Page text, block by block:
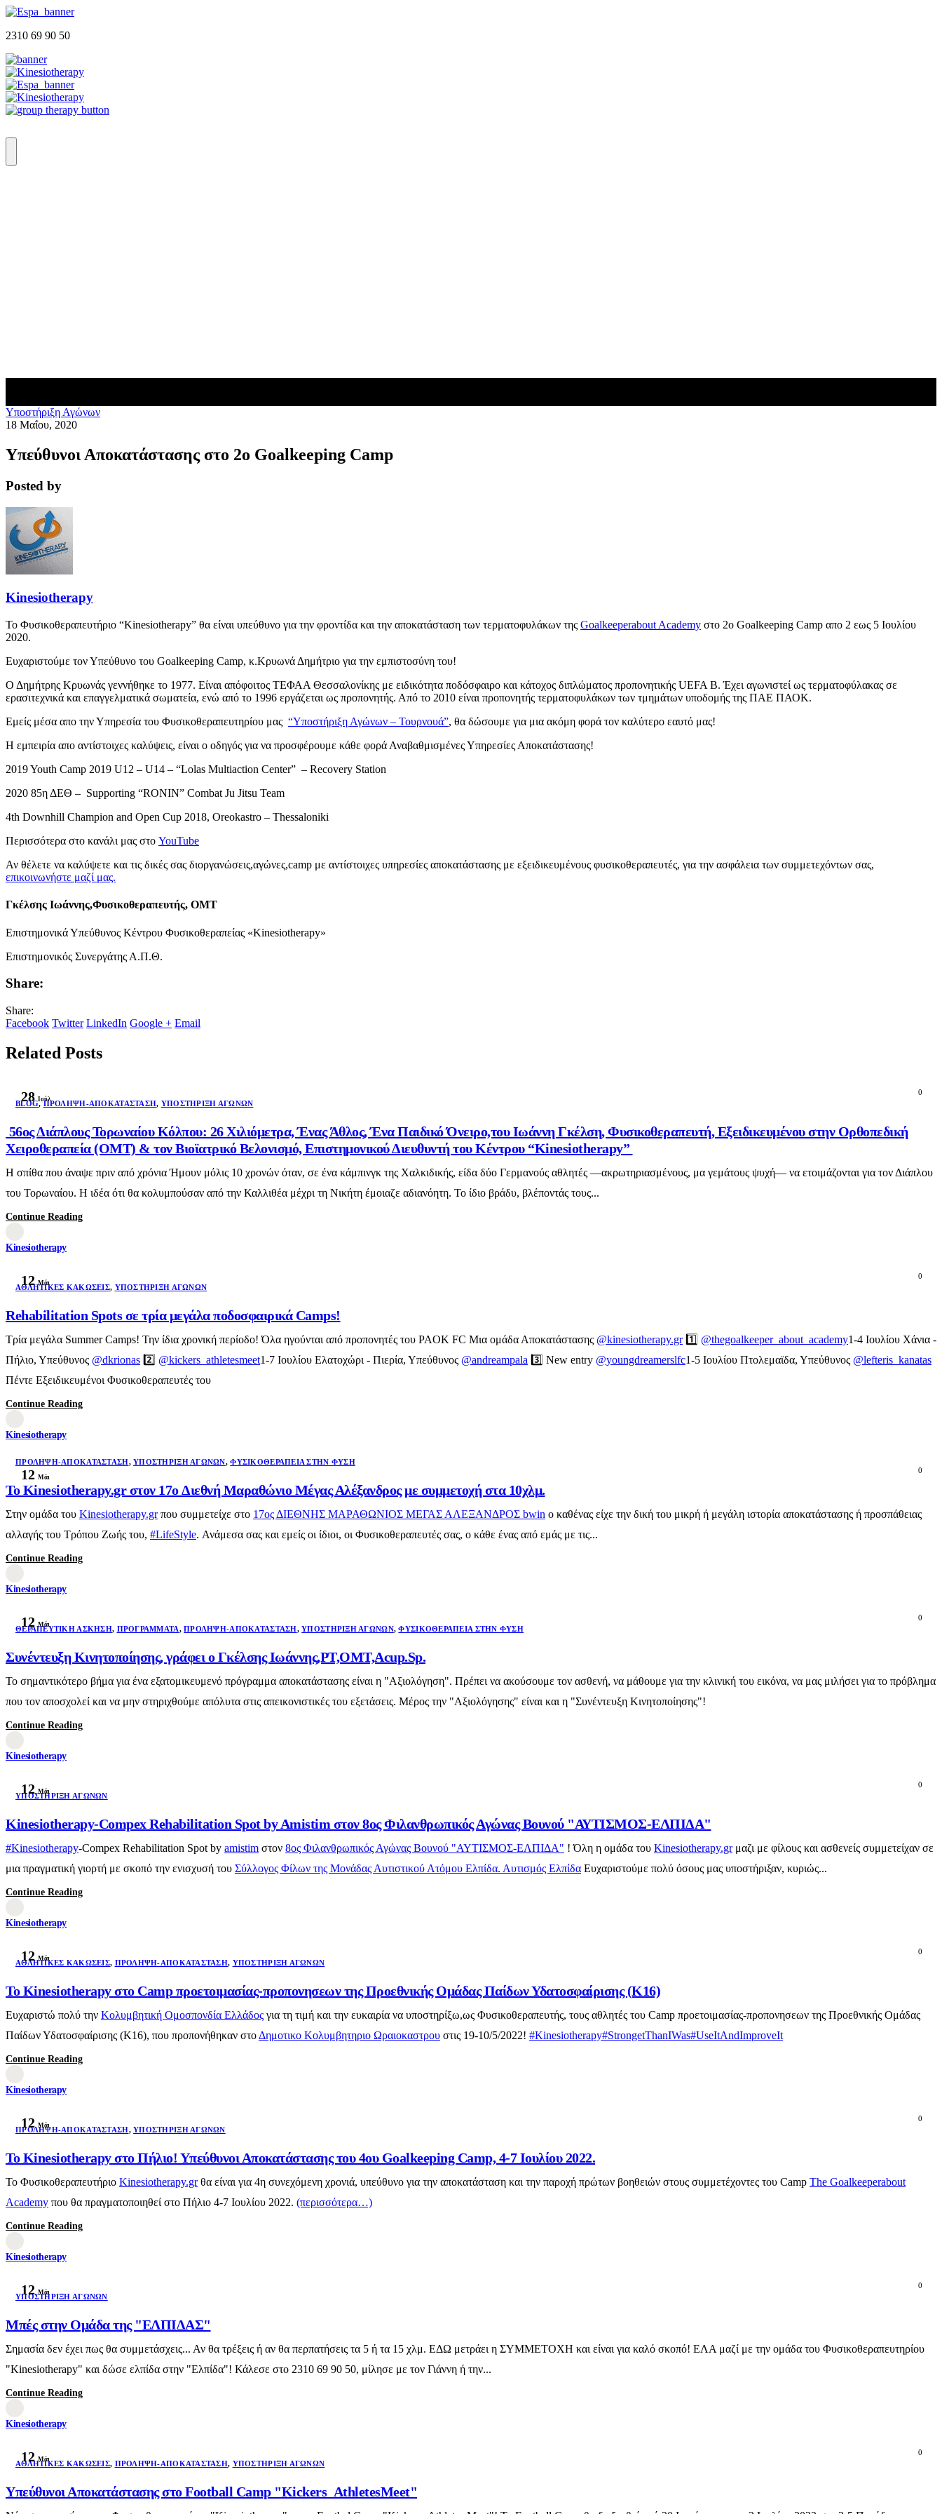
2310 69 90 50
Υποστήριξη Αγώνων
18 Μαΐου, 2020
Υπεύθυνοι Αποκατάστασης στο 2ο Goalkeeping Camp
Posted by
Kinesiotherapy
Το Φυσικοθεραπευτήριο “Kinesiotherapy” θα είναι υπεύθυνο για την φροντίδα και την αποκατάσταση των τερματοφυλάκων της Goalkeeperabout Academy στο 2ο Goalkeeping Camp απο 2 εως 5 Ιουλίου
2020.
Ευχαριστούμε τον Υπεύθυνο του Goalkeeping Camp, κ.Κρυωνά Δημήτριο για την εμπιστοσύνη του!
Ο Δημήτρης Κρυωνάς γεννήθηκε το 1977. Είναι απόφοιτος ΤΕΦΑΑ Θεσσαλονίκης με ειδικότητα ποδόσφαιρο και κάτοχος διπλώματος προπονητικής UEFA B. Έχει αγωνιστεί ως τερματοφύλακας σε
ερασιτεχνικά και επαγγελματικά σωματεία, ενώ από το 1996 εργάζεται ως προπονητής. Από το 2010 είναι προπονητής τερματοφυλάκων των τμημάτων υποδομής της ΠΑΕ ΠΑΟΚ.
Εμείς μέσα απο την Υπηρεσία του Φυσικοθεραπευτηρίου μας “Υποστήριξη Αγώνων – Τουρνουά”, θα δώσουμε για μια ακόμη φορά τον καλύτερο εαυτό μας!
Η εμπειρία απο αντίστοιχες καλύψεις, είναι ο οδηγός για να προσφέρουμε κάθε φορά Αναβαθμισμένες Υπηρεσίες Αποκατάστασης!
2019 Youth Camp 2019 U12 – U14 – “Lolas Multiaction Center” – Recovery Station
2020 85η ΔΕΘ – Supporting “RONIN” Combat Ju Jitsu Team
4th Downhill Champion and Open Cup 2018, Oreokastro – Thessaloniki
Περισσότερα στο κανάλι μας στο YouTube
Αν θέλετε να καλύψετε και τις δικές σας διοργανώσεις,αγώνες,camp με αντίστοιχες υπηρεσίες αποκατάστασης με εξειδικευμένους φυσικοθεραπευτές, για την ασφάλεια των συμμετεχόντων σας,
επικοινωνήστε μαζί μας.
Γκέλσης Ιωάννης,Φυσικοθεραπευτής, ΟΜΤ
Επιστημονικά Υπεύθυνος Κέντρου Φυσικοθεραπείας «Kinesiotherapy»
Επιστημονικός Συνεργάτης Α.Π.Θ.
Share:
Share:
Facebook Twitter LinkedIn Google + Email
Related Posts
28 Ιούλ
0
BLOG,ΠΡΌΛΗΨΗ-ΑΠΟΚΑΤΆΣΤΑΣΗ, ΥΠΟΣΤΉΡΙΞΗ ΑΓΏΝΩΝ
56ος Διάπλους Τορωναίου Κόλπου: 26 Χιλιόμετρα, Ένας Άθλος, Ένα Παιδικό Όνειρο,του Ιωάννη Γκέλση, Φυσικοθεραπευτή, Εξειδικευμένου στην Ορθοπεδική
Χειροθεραπεία (OMT) & τον Βιοϊατρικό Βελονισμό, Επιστημονικού Διευθυντή του Κέντρου “Kinesiotherapy”
Η σπίθα που άναψε πριν από χρόνια Ήμουν μόλις 10 χρονών όταν, σε ένα κάμπινγκ της Χαλκιδικής, είδα δύο Γερμανούς αθλητές —ακρωτηριασμένους, μα γεμάτους ψυχή— να ετοιμάζονται για τον Διάπλου
του Τορωναίου. Η ιδέα ότι θα κολυμπούσαν από την Καλλιθέα μέχρι τη Νικήτη έμοιαζε αδιανόητη. Το ίδιο βράδυ, βλέποντάς τους...
Continue Reading
Kinesiotherapy
12 Μάι
0
AΘΛΗΤΙΚΈΣ ΚΑΚΏΣΕΙΣ, ΥΠΟΣΤΉΡΙΞΗ ΑΓΏΝΩΝ
Rehabilitation Spots σε τρία μεγάλα ποδοσφαιρικά Camps!
Τρία μεγάλα Summer Camps! Την ίδια χρονική περίοδο! Όλα ηγούνται από προπονητές του PAOK FC Μια ομάδα Αποκατάστασης @kinesiotherapy.gr1️⃣ @thegoalkeeper_about_academy1-4 Ιουλίου Χάνια -
Πήλιο, Υπεύθυνος @dkrionas 2️⃣ @kickers_athletesmeet1-7 Ιουλίου Ελατοχώρι - Πιερία, Υπεύθυνος @andreampala 3️⃣ New entry @youngdreamerslfc1-5 Ιουλίου Πτολεμαϊδα, Υπεύθυνος @lefteris_kanatas
Πέντε Εξειδικευμένοι Φυσικοθεραπευτές του
Continue Reading
Kinesiotherapy
12 Μάι
0
ΠΡΌΛΗΨΗ-ΑΠΟΚΑΤΆΣΤΑΣΗ,ΥΠΟΣΤΉΡΙΞΗ ΑΓΏΝΩΝ,ΦΥΣΙΚΟΘΕΡΑΠΕΊΑ ΣΤΗΝ ΦΎΣΗ
Το Kinesiotherapy.gr στον 17o Διεθνή Μαραθώνιο Μέγας Αλέξανδρος με συμμετοχή στα 10χλμ.
Στην ομάδα του Kinesiotherapy.grπου συμμετείχε στο 17ος ΔΙΕΘΝΗΣ ΜΑΡΑΘΩΝΙΟΣ ΜΕΓΑΣ ΑΛΕΞΑΝΔΡΟΣ bwin ο καθένας είχε την δική του μικρή ή μεγάλη ιστορία αποκατάστασης ή προσπάθειας
αλλαγής του Τρόπου Ζωής του, #LifeStyle. Ανάμεσα σας και εμείς οι ίδιοι, οι Φυσικοθεραπευτές σας, ο κάθε ένας από εμάς με τις...
Continue Reading
Kinesiotherapy
12 Μάι
0
ΘΕΡΑΠΕΥΤΙΚΉ ΆΣΚΗΣΗ, ΠΡΟΓΡΆΜΜΑΤΑ,ΠΡΌΛΗΨΗ-ΑΠΟΚΑΤΆΣΤΑΣΗ,ΥΠΟΣΤΉΡΙΞΗ ΑΓΏΝΩΝ,ΦΥΣΙΚΟΘΕΡΑΠΕΊΑ ΣΤΗΝ ΦΎΣΗ
Συνέντευξη Κινητοποίησης, γράφει ο Γκέλσης Ιωάννης,PT,OMT,Acup.Sp.
Το σημαντικότερο βήμα για ένα εξατομικευμενό πρόγραμμα αποκατάστασης είναι η "Αξιολόγηση". Πρέπει να ακούσουμε τον ασθενή, να μάθουμε για την κλινική του εικόνα, να μας μιλήσει για το πρόβλημα
που τον αποσχολεί και να μην στηριχθούμε απόλυτα στις απεικονιστικές του εξετάσεις. Μέρος την "Αξιολόγησης" είναι και η "Συνέντευξη Κινητοποίησης"!
Continue Reading
Kinesiotherapy
12 Μάι
0
ΥΠΟΣΤΉΡΙΞΗ ΑΓΏΝΩΝ
Kinesiotherapy-Compex Rehabilitation Spot by Amistim στον 8ος Φιλανθρωπικός Αγώνας Βουνού "ΑΥΤΙΣΜΟΣ-ΕΛΠΙΔΑ"
#Kinesiotherapy-Compex Rehabilitation Spot by amistim στον 8ος Φιλανθρωπικός Αγώνας Βουνού "ΑΥΤΙΣΜΟΣ-ΕΛΠΙΔΑ" ! Όλη η ομάδα του Kinesiotherapy.grμαζι με φίλους και ασθενείς συμμετείχαν σε
μια πραγματική γιορτή με σκοπό την ενισχυσή του Σύλλογος Φίλων της Μονάδας Αυτιστικού Ατόμου Ελπίδα. Αυτισμός Ελπίδα Ευχαριστούμε πολύ όσους μας υποστήριξαν, κυριώς...
Continue Reading
Kinesiotherapy
12 Μάι
0
AΘΛΗΤΙΚΈΣ ΚΑΚΏΣΕΙΣ, ΠΡΌΛΗΨΗ-ΑΠΟΚΑΤΆΣΤΑΣΗ, ΥΠΟΣΤΉΡΙΞΗ ΑΓΏΝΩΝ
To Kinesiotherapy στο Camp προετοιμασίας-προπονησεων της Προεθνικής Ομάδας Παίδων Υδατοσφαίρισης (Κ16)
Ευχαριστώ πολύ την Κολυμβητική Ομοσπονδία Ελλάδος για τη τιμή και την ευκαιρία να υποστηρίξω,ως Φυσικοθεραπευτής, τους αθλητές του Camp προετοιμασίας-προπονησεων της Προεθνικής Ομάδας
Παίδων Υδατοσφαίρισης (Κ16), που προπονήθηκαν στο Δημοτικο Κολυμβητηριο Ωραιοκαστρου στις 19-10/5/2022! #Kinesiotherapy#StrongetThanIWas#UseItAndImproveIt
Continue Reading
Kinesiotherapy
12 Μάι
0
ΠΡΌΛΗΨΗ-ΑΠΟΚΑΤΆΣΤΑΣΗ,ΥΠΟΣΤΉΡΙΞΗ ΑΓΏΝΩΝ
Το Kinesiotherapy στο Πήλιο! Υπεύθυνοι Αποκατάστασης του 4ου Goalkeeping Camp, 4-7 Ιουλίου 2022.
Το Φυσικοθεραπευτήριο Kinesiotherapy.grθα είναι για 4η συνεχόμενη χρονιά, υπεύθυνο για την αποκατάσταση και την παροχή πρώτων βοηθειών στους συμμετέχοντες του Camp Τhe Goalkeeperabout
Αcademy που θα πραγματοποιηθεί στο Πήλιο 4-7 Ιουλίου 2022. (περισσότερα…)
Continue Reading
Kinesiotherapy
12 Μάι
0
ΥΠΟΣΤΉΡΙΞΗ ΑΓΏΝΩΝ
Μπές στην Ομάδα της "ΕΛΠΙΔΑΣ"
Σημασία δεν έχει πως θα συμμετάσχεις... Αν θα τρέξεις ή αν θα περπατήσεις τα 5 ή τα 15 χλμ. ΕΔΩ μετράει η ΣΥΜΜΕΤΟΧΗ και είναι για καλό σκοπό! ΕΛΑ μαζί με την ομάδα του Φυσικοθεραπευτηρίου
"Kinesiotherapy" και δώσε ελπίδα στην "Ελπίδα"! Κάλεσε στο 2310 69 90 50, μίλησε με τον Γιάννη ή την...
Continue Reading
Kinesiotherapy
12 Μάι
0
AΘΛΗΤΙΚΈΣ ΚΑΚΏΣΕΙΣ, ΠΡΌΛΗΨΗ-ΑΠΟΚΑΤΆΣΤΑΣΗ, ΥΠΟΣΤΉΡΙΞΗ ΑΓΏΝΩΝ
Υπεύθυνοι Αποκατάστασης στο Football Camp "Kickers_AthletesMeet"